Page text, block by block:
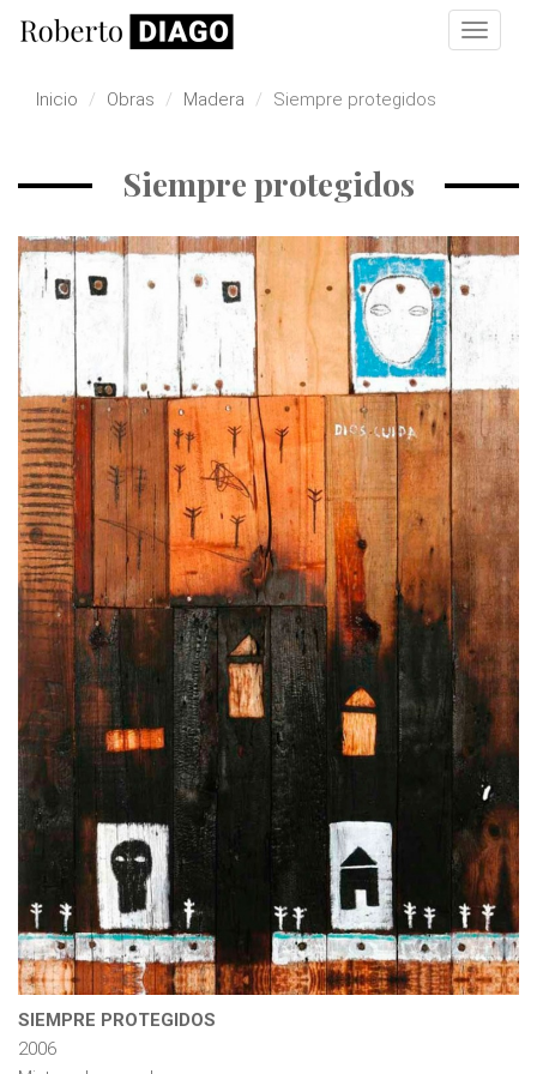
Pasar al contenido principal
Toggle
Inicio
Obras Madera Siempre protegidos
Siempre protegidos
SIEMPRE PROTEGIDOS
2006